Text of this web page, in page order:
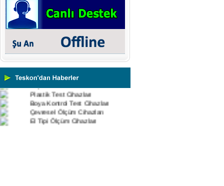
Mikroskoplar
Numune Hazırlama Cihazları
Profil Projektörler
Video Ölçüm Sistemleri
3 Boyutlu Ölçüm Cihazları
Beton Test Cihazları
Impact Test Cihazları
Boya Kontrol Test Cihazları
Çevresel Ölçüm Cihazları
El Tipi Ölçüm Cihazları